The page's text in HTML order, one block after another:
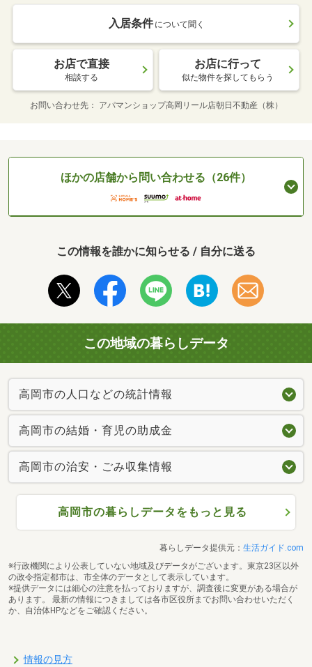
入居条件 について聞く
お店で直接
相談する
お店に行って
似た物件を探してもらう
お問い合わせ先 アパマンショップ高岡リール店朝日不動産（株）
ほかの店舗から問い合わせる（26件）
この情報を誰かに知らせる / 自分に送る
この地域の暮らしデータ
高岡市の人口などの統計情報
高岡市の結婚・育児の助成金
高岡市の治安・ごみ収集情報
高岡市の暮らしデータをもっと見る
暮らしデータ提供元： 生活ガイド.com
※行政機関により公表していない地域及びデータがございます。東京23区以外
の政令指定都市は、市全体のデータとして表示しています。
※提供データには細心の注意を払っておりますが、調査後に変更がある場合が
あります。 最新の情報につきましては各市区役所までお問い合わせいただく
か、自治体HPなどをご確認ください。
情報の見方